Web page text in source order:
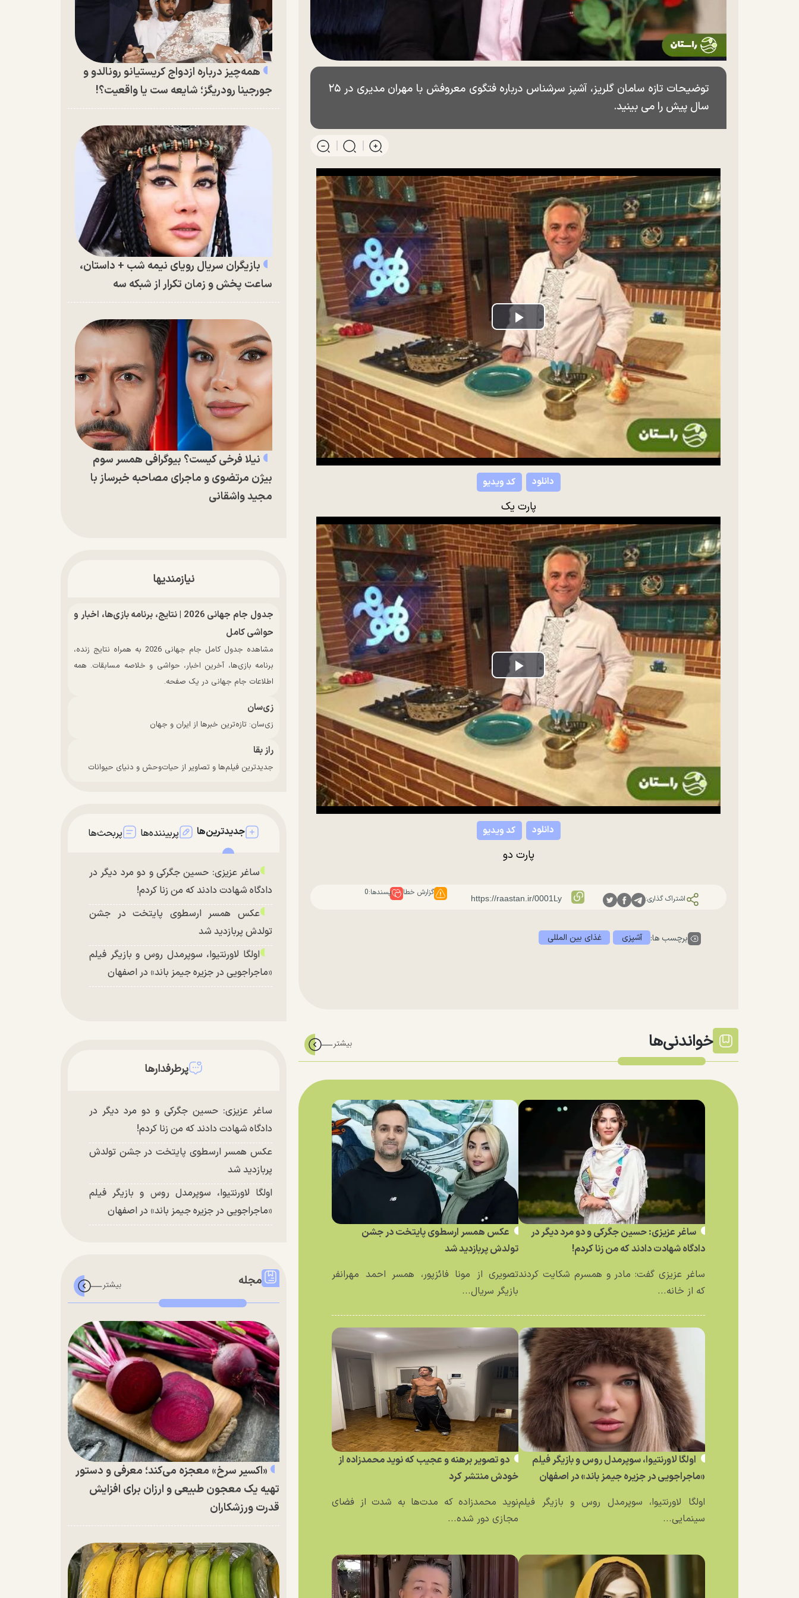
توضیحات تازه سامان گلریز، آشپز سرشناس درباره فتگوی معروفش با مهران مدیری در ۲۵
سال پیش را می بینید.
Play
Video
کد ویدیو دانلود
پارت یک
Play
Video
کد ویدیو دانلود
پارت دو
اشتراک گذاری:
گزارش خطا پسندها:0
برچسب ها: آشپزی غذای بین المللی
خواندنی‌ها
ساغر عزیزی: حسین جگرکی و دو مرد دیگر در
دادگاه شهادت دادند که من زنا کردم!
ساغر عزیزی گفت: مادر و همسرم شکایت کردند
که از خانه...
عکس همسر ارسطوی پایتخت در جشن
تولدش پربازدید شد
تصویری از مونا فائزپور، همسر احمد مهرانفر
بازیگر سریال...
اولگا لاورنتیوا، سوپرمدل روس و بازیگر فیلم
«ماجراجویی در جزیره جیمز باند» در اصفهان
اولگا لاورنتیوا، سوپرمدل روس و بازیگر فیلم
سینمایی...
دو تصویر برهنه و عجیب که نوید محمدزاده از
خودش منتشر کرد
نوید محمدزاده که مدت‌ها به شدت از فضای
مجازی دور شده...
همه‌چیز درباره ازدواج کریستیانو رونالدو و
جورجینا رودریگز؛ شایعه ست یا واقعیت؟!
بازیگران سریال رویای نیمه شب + داستان،
ساعت پخش و زمان تکرار از شبکه سه
نیلا فرخی کیست؟ بیوگرافی همسر سوم
بیژن مرتضوی و ماجرای مصاحبه خبرساز با
مجید واشقانی
نیازمندیها
جدول جام جهانی 2026 | نتایج، برنامه بازی‌ها، اخبار و
حواشی کامل
مشاهده جدول کامل جام جهانی 2026 به همراه نتایج زنده،
برنامه بازی‌ها، آخرین اخبار، حواشی و خلاصه مسابقات. همه
اطلاعات جام جهانی در یک صفحه.
زی‌سان
زی‌سان: تازه‌ترین خبرها از ایران و جهان
راز بقا
جدیدترین فیلم‌ها و تصاویر از حیات‌وحش و دنیای حیوانات
جدیدترین‌ها پربیننده‌ها پربحث‌ها
ساغر عزیزی: حسین جگرکی و دو مرد دیگر در
دادگاه شهادت دادند که من زنا کردم!
عکس همسر ارسطوی پایتخت در جشن
تولدش پربازدید شد
اولگا لاورنتیوا، سوپرمدل روس و بازیگر فیلم
«ماجراجویی در جزیره جیمز باند» در اصفهان
پرطرفدارها
ساغر عزیزی: حسین جگرکی و دو مرد دیگر در
دادگاه شهادت دادند که من زنا کردم!
عکس همسر ارسطوی پایتخت در جشن تولدش
پربازدید شد
اولگا لاورنتیوا، سوپرمدل روس و بازیگر فیلم
«ماجراجویی در جزیره جیمز باند» در اصفهان
مجله
«اکسیر سرخ» معجزه می‌کند؛ معرفی و دستور
تهیه یک معجون طبیعی و ارزان برای افزایش
قدرت ورزشکاران